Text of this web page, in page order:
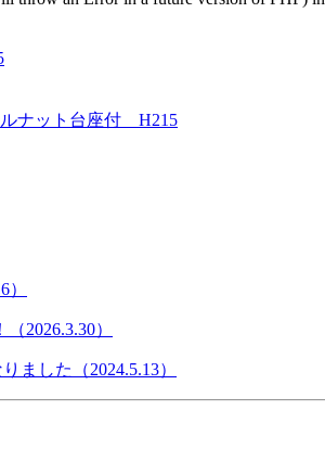
ナット台座付 H215
2026.3.30）
ました（2024.5.13）